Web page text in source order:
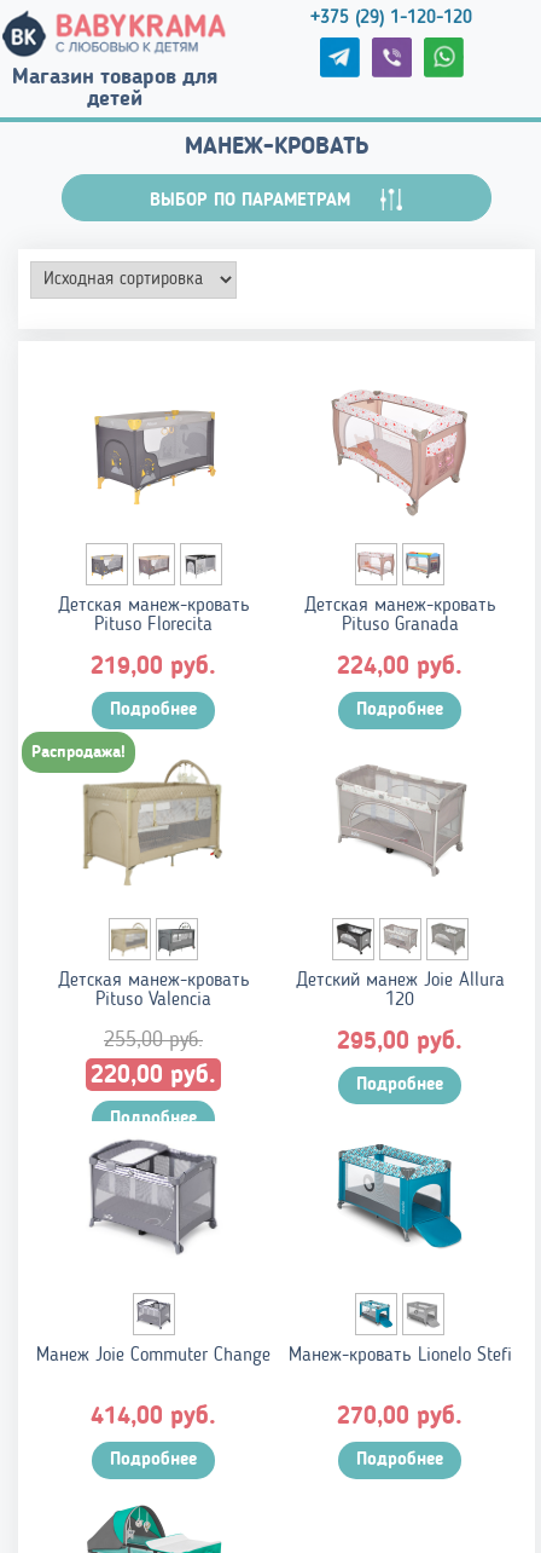
Магазин товаров для
детей
+375 (29) 1-120-120
МАНЕЖ-КРОВАТЬ
ВЫБОР ПО ПАРАМЕТРАМ
Детская манеж-кровать
Pituso Florecita
219,00 руб.
Подробнее
Детская манеж-кровать
Pituso Granada
224,00 руб.
Подробнее
Распродажа!
Детская манеж-кровать
Pituso Valencia
255,00руб.
Первоначальная
цена
составляла
255,00 руб..
220,00 руб.
Подробнее
Детский манеж Joie Allura
120
295,00 руб.
Подробнее
Манеж Joie Commuter Change
414,00 руб.
Подробнее
Манеж-кровать Lionelo Stefi
270,00 руб.
Подробнее